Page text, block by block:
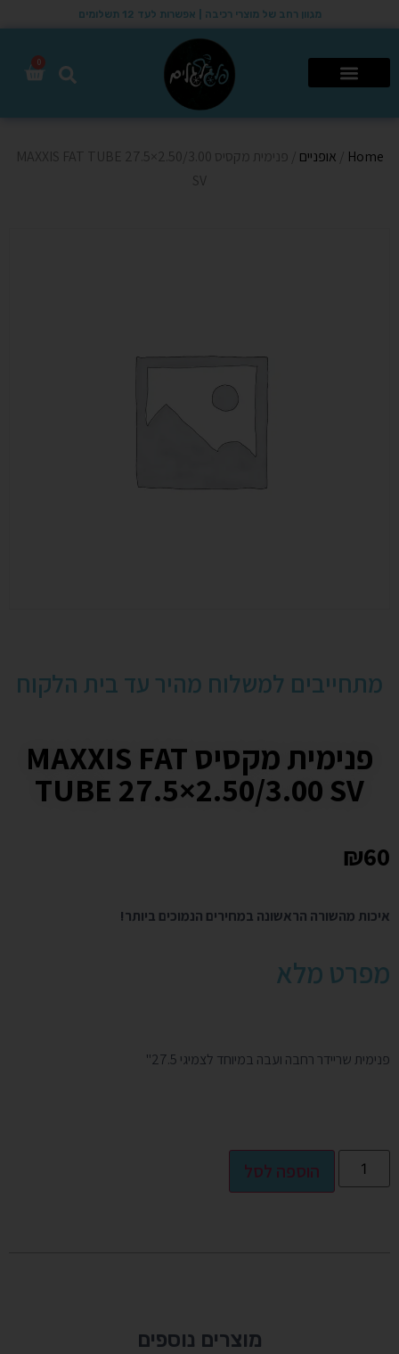
מגוון רחב של מוצרי רכיבה | אפשרות לעד 12 תשלומים
0
Home אופניים
/ פנימית מקסיס MAXXIS FAT TUBE 27.5×2.50/3.00
SV
פנימית מקסיס MAXXIS FAT
TUBE 27.5×2.50/3.00 SV
₪60
איכות מהשורה הראשונה במחירים הנמוכים ביותר!
מפרט מלא
פנימית שריידר רחבה ועבה במיוחד לצמיגי 27.5"
הוספה לסל
מתחייבים למשלוח מהיר עד בית הלקוח
מוצרים נוספים